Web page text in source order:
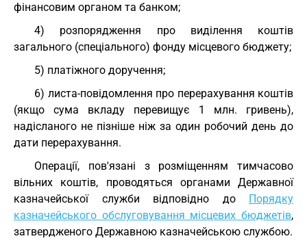
фінансовим органом та банком;
4) розпорядження про виділення коштів
загального (спеціального) фонду місцевого бюджету;
5) платіжного доручення;
6) листа-повідомлення про перерахування коштів
(якщо сума вкладу перевищує 1 млн. гривень),
надісланого не пізніше ніж за один робочий день до
дати перерахування.
Операції, пов'язані з розміщенням тимчасово
вільних коштів, проводяться органами Державної
казначейської служби відповідно до Порядку
казначейського обслуговування місцевих бюджетів,
затвердженого Державною казначейською службою.